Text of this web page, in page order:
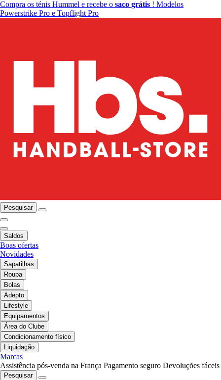
Compra os ténis Hummel e recebe o saco grátis ! Modelos
Powerstrike Pro e Topflight Pro
Pesquisar
Saldos
Boas ofertas
Novidades
Sapatilhas
Roupa
Bolas
Adepto
Lifestyle
Equipamentos
Área do Clube
Condicionamento físico
Liquidação
Marcas
Assistência pós-venda na França Pagamento seguro Devoluções fáceis
Pesquisar